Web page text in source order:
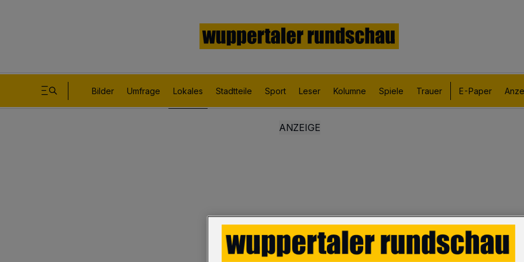
Bilder Umfrage Lokales Stadtteile Sport Leser Kolumne Spiele Trauer E-Paper